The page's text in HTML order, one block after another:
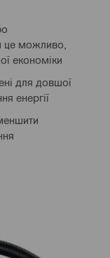
це можливо,
економіки
для довшої
енергії